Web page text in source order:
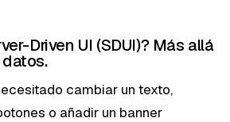
Driven UI (SDUI)? Más allá
cambiar un texto,
o añadir un banner